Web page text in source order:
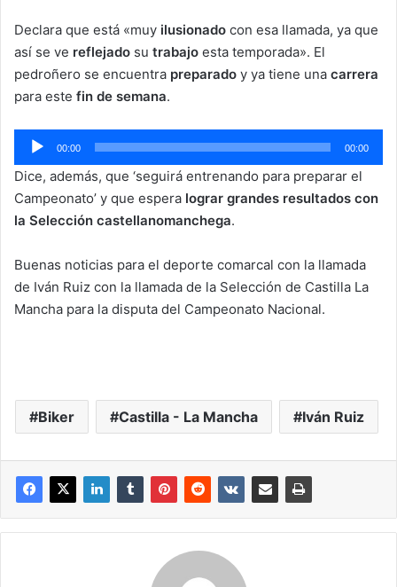
Declara que está «muy ilusionado con esa llamada, ya que
así se ve reflejado su trabajo esta temporada». El
pedroñero se encuentra preparado y ya tiene una carrera
para este fin de semana.
Reproductor
de
audio
00:00 00:00
Dice, además, que ‘seguirá entrenando para preparar el
Campeonato’ y que espera lograr grandes resultados con
la Selección castellanomanchega.
Buenas noticias para el deporte comarcal con la llamada
de Iván Ruiz con la llamada de la Selección de Castilla La
Mancha para la disputa del Campeonato Nacional.
Biker Castilla - La Mancha Iván Ruiz